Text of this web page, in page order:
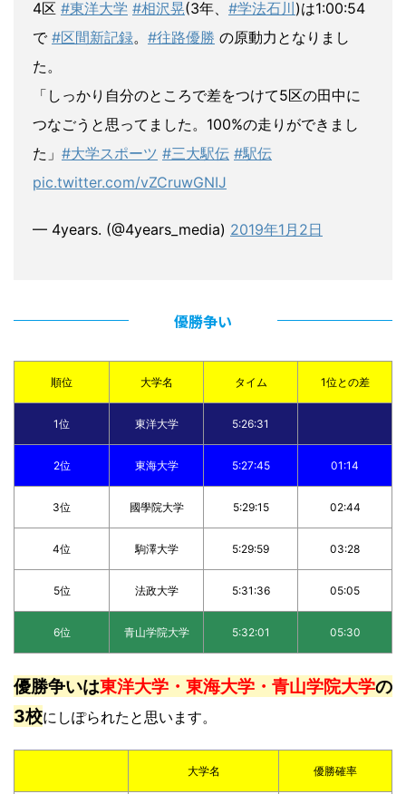
4区 #東洋大学 #相沢晃(3年、 #学法石川)は1:00:54
で #区間新記録。 #往路優勝 の原動力となりまし
た。
「しっかり自分のところで差をつけて5区の田中に
つなごうと思ってました。100%の走りができまし
た」 #大学スポーツ #三大駅伝 #駅伝
pic.twitter.com/vZCruwGNIJ
— 4years. (@4years_media) 2019年1月2日
優勝争い
順位 大学名 タイム 1位との差
1位 東洋大学 5:26:31
2位 東海大学 5:27:45 01:14
3位 國學院大学 5:29:15 02:44
4位 駒澤大学 5:29:59 03:28
5位 法政大学 5:31:36 05:05
6位 青山学院大学 5:32:01 05:30
優勝争いは東洋大学・東海大学・青山学院大学の
3校にしぽられたと思います。
大学名 優勝確率